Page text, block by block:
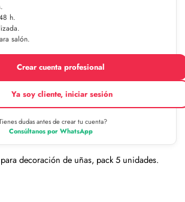
h.
salón.
Crear cuenta profesional
Ya soy cliente, iniciar sesión
dudas antes de crear tu cuenta?
Consúltanos por WhatsApp
decoración de uñas, pack 5 unidades.